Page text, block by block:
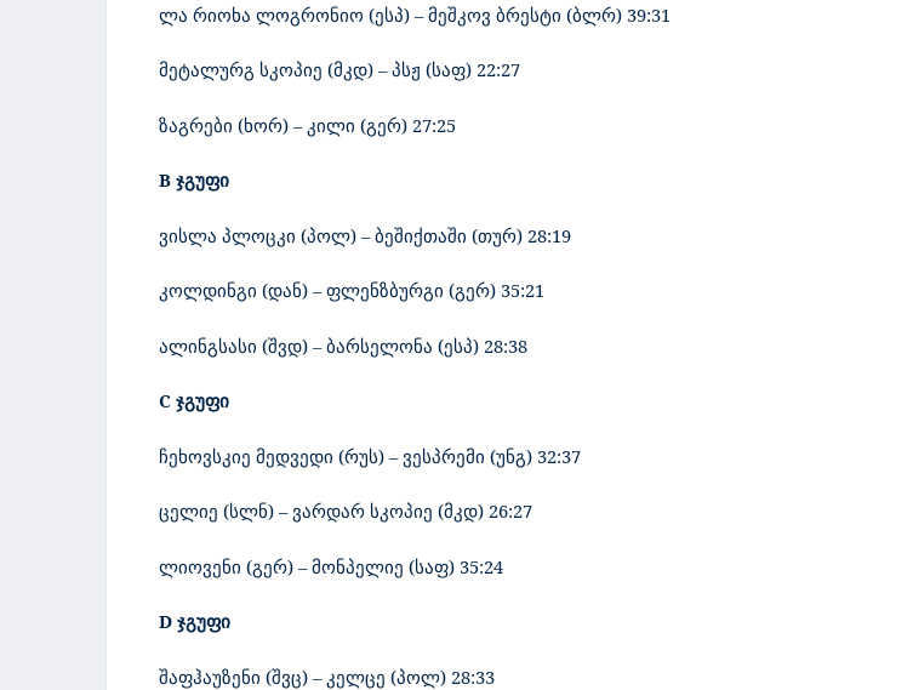
ლა რიოხა ლოგრონიო (ესპ) – მეშკოვ ბრესტი (ბლრ) 39:31
მეტალურგ სკოპიე (მკდ) – პსჟ (საფ) 22:27
ზაგრები (ხორ) – კილი (გერ) 27:25
B ჯგუფი
ვისლა პლოცკი (პოლ) – ბეშიქთაში (თურ) 28:19
კოლდინგი (დან) – ფლენზბურგი (გერ) 35:21
ალინგსასი (შვდ) – ბარსელონა (ესპ) 28:38
C ჯგუფი
ჩეხოვსკიე მედვედი (რუს) – ვესპრემი (უნგ) 32:37
ცელიე (სლნ) – ვარდარ სკოპიე (მკდ) 26:27
ლიოვენი (გერ) – მონპელიე (საფ) 35:24
D ჯგუფი
შაფჰაუზენი (შვც) – კელცე (პოლ) 28:33